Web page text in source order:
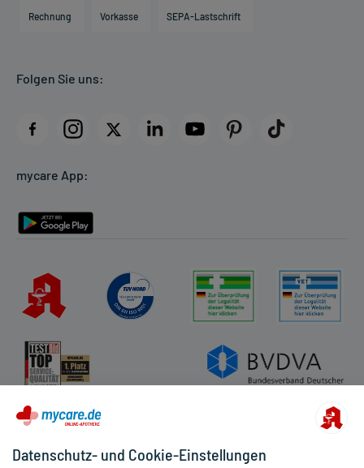
Direktabrechnung PKV
AGB
Datenschutz
Rückgabe/Widerruf
Rechnung Vorkasse SEPA-Lastschrift
Folgen Sie uns:
mycare App:
Datenschutz- und Cookie-Einstellungen